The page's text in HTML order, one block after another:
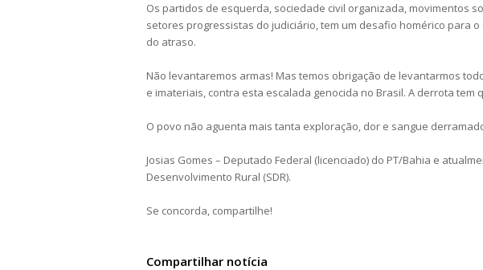
Os partidos de esquerda, sociedade civil organizada, movimentos
setores progressistas do judiciário, tem um desafio homérico para
do atraso.
Não levantaremos armas! Mas temos obrigação de levantarmos
e imateriais, contra esta escalada genocida no Brasil. A derrota tem
O povo não aguenta mais tanta exploração, dor e sangue
Josias Gomes – Deputado Federal (licenciado) do PT/Bahia e
Desenvolvimento Rural (SDR).
Se concorda, compartilhe!
Compartilhar notícia